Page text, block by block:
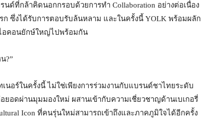
ด์ที่กล้าคิดนอกกรอบด้วยการทำ Collaboration อย่างต่อเนื่อง
ก ซึ่งได้รับการตอบรับล้นหลาม และในครั้งนี้ YOLK พร้อมผลัก
อคอนยักษ์ใหญ่ไปพร้อมกัน
?”
นอร์ในครั้งนี้ ไม่ใช่เพียงการร่วมงานกับแบรนด์ชาไทยระดับ
ยอดผ่านมุมมองใหม่ ผสานเข้ากับความเชี่ยวชาญด้านเบเกอรี่
Icon ที่คนรุ่นใหม่สามารถเข้าถึงและภาคภูมิใจได้อีกครั้ง